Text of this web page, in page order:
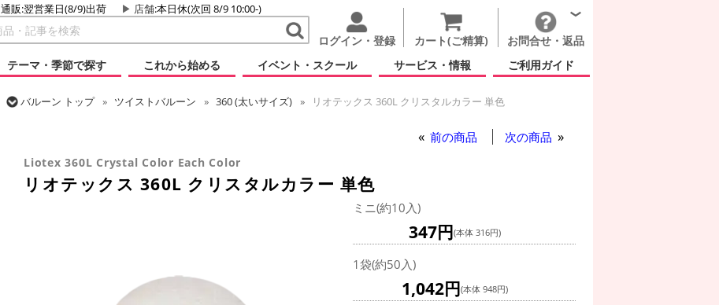
通販:翌営業日(8/9)出荷 店舗:本日休(次回 8/9 10:00-)
ログイン・登録 カート(ご精算)
お問合せ・返品
テーマ・季節で探す
これから始める イベント・スクール サービス・情報 ご利用ガイド
バルーン トップ ツイストバルーン 360 (太いサイズ)
リオテックス 360L クリスタルカラー 単色
前の商品 次の商品
Liotex 360L Crystal Color Each Color
リオテックス 360L クリスタルカラー 単色
ミニ(約10入)
347円(本体 316円)
1袋(約50入)
1,042円(本体 948円)